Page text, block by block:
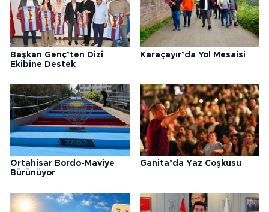
Başkan Genç’ten Dizi
Ekibine Destek
Karaçayır’da Yol Mesaisi
Ortahisar Bordo-Maviye
Bürünüyor
Ganita’da Yaz Coşkusu